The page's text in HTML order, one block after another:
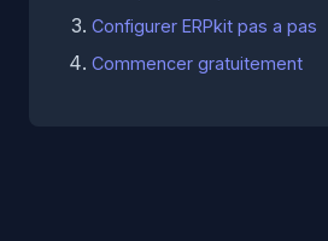
Configurer ERPkit pas a pas
Commencer gratuitement